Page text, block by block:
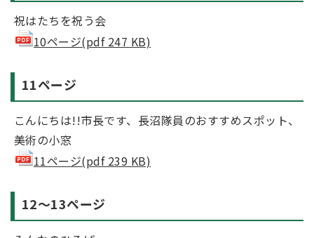
祝はたちを祝う会
10ページ(pdf 247 KB)
11ページ
こんにちは!!市長です、長沼隊員のおすすめスポット、
美術の小窓
11ページ(pdf 239 KB)
12～13ページ